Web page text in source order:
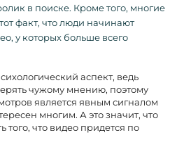
в поиске. Кроме того, многие
факт, что люди начинают
у которых больше всего
аспект, ведь
чужому мнению, поэтому
является явным сигналом
многим. А это значит, что
того, что видео придется по